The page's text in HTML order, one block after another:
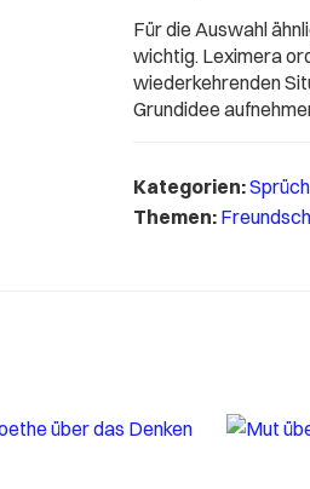
Für die Auswahl
wichtig. Leximera
wiederkehrenden
Grundidee
Kategorien:
Themen: